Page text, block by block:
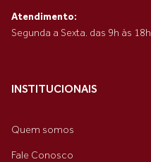
Atendimento:
Segunda a Sexta. das 9h às 18h
INSTITUCIONAIS
Quem somos
Fale Conosco